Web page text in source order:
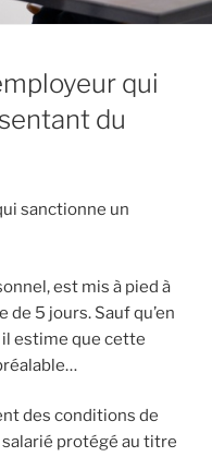
qui
du
sanctionne un
est mis à pied à
5 jours. Sauf qu’en
estime que cette
des conditions de
protégé au titre